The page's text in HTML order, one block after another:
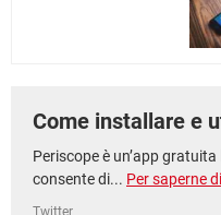
Come installare e
Periscope è un’app
consente di... Per saperne
Twitter